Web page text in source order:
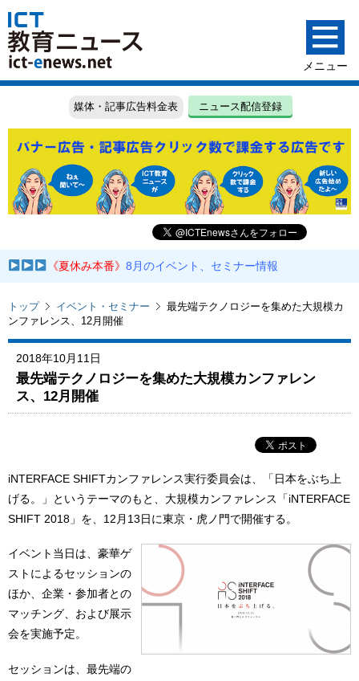
媒体・記事広告料金表 ニュース配信登録
《夏休み本番》8月のイベント、セミナー情報
トップ イベント・セミナー
最先端テクノロジーを集めた大規模カ
ンファレンス、12月開催
2018年10月11日
最先端テクノロジーを集めた大規模カンファレン
ス、12月開催
iNTERFACE SHIFTカンファレンス実行委員会は、「日本をぶち上
げる。」というテーマのもと、大規模カンファレンス「iNTERFACE
SHIFT 2018」を、12月13日に東京・虎ノ門で開催する。
イベント当日は、豪華ゲ
ストによるセッションの
ほか、企業・参加者との
マッチング、および展示
会を実施予定。
セッションは、最先端の